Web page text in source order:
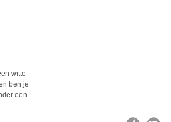
witte
ben je
een